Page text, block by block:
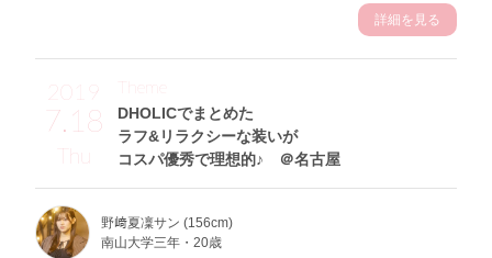
詳細を見る
2019
7.18
Thu
DHOLICでまとめた
ラフ&リラクシーな装いが
コスパ優秀で理想的♪ ＠名古屋
Theme
野﨑夏凜サン (156cm)
南山大学三年・20歳